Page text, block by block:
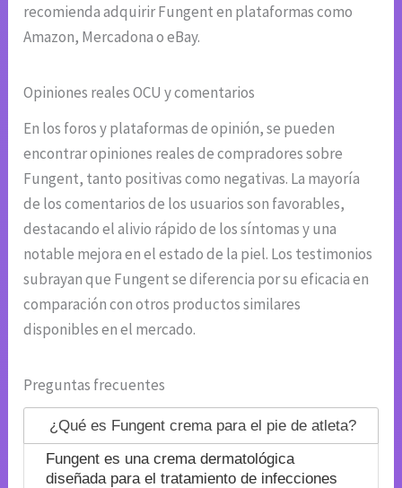
recomienda adquirir Fungent en plataformas como
Amazon, Mercadona o eBay.
Opiniones reales OCU y comentarios
En los foros y plataformas de opinión, se pueden
encontrar opiniones reales de compradores sobre
Fungent, tanto positivas como negativas. La mayoría
de los comentarios de los usuarios son favorables,
destacando el alivio rápido de los síntomas y una
notable mejora en el estado de la piel. Los testimonios
subrayan que Fungent se diferencia por su eficacia en
comparación con otros productos similares
disponibles en el mercado.
Preguntas frecuentes
¿Qué es Fungent crema para el pie de atleta?
Fungent es una crema dermatológica
diseñada para el tratamiento de infecciones